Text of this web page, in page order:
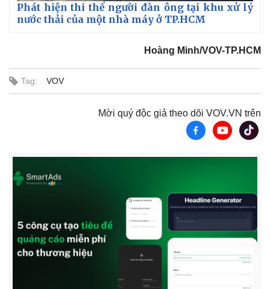
Phát hiện thi thể người đàn ông tại khu xử lý
nước thải của một nhà máy ở TP.HCM
Hoàng Minh/VOV-TP.HCM
Tag: VOV
Mời quý độc giả theo dõi VOV.VN trên